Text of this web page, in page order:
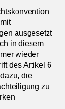
ausgesetzt
in diesem
wieder
des Artikel 6
die
zu